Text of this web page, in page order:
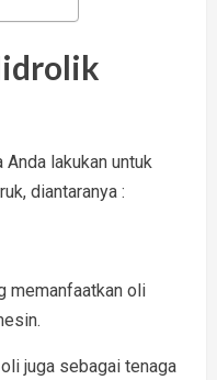
lakukan untuk
diantaranya :
memanfaatkan oli
juga sebagai tenaga